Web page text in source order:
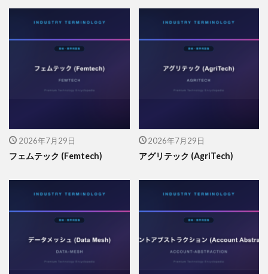
2026年7月29日
フェムテック (Femtech)
2026年7月29日
アグリテック (AgriTech)